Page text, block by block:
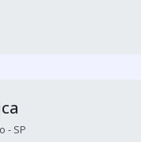
- SP